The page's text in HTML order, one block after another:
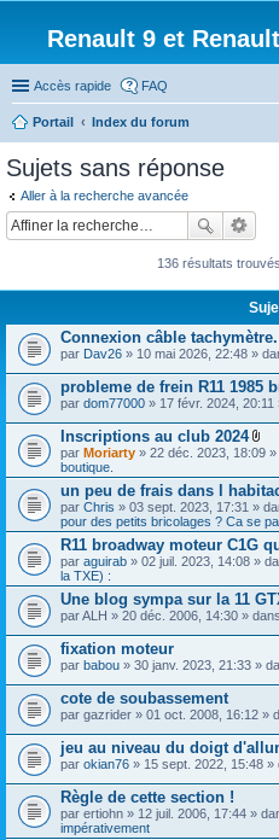
Renault 9 et
Accès rapide FAQ
Portail
Index du forum
Sujets sans réponse
Aller à la recherche avancée
136 résultats trouvés
Connexion câble tachymètre.
par Dav26 » 10 mai 2026, 22:48 »
probleme de frein R11 1985
par dom77000 » 17 févr. 2024, 20:11
Inscriptions au club 2024
F
c
h
e
r
(
s
j
o
i
n
(
par Moriarty » 22 déc. 2023, 18:09 »
boutique.
un peu de frais dans l
par Chris » 03 sept. 2023, 17:31 »
pour des petits bricolages ? Ca se
R11 broadway moteur C1G
par aguirab » 02 juil. 2023, 14:08 »
la TXE) :
Une blog sympa sur la 11
parALH » 20 déc. 2006, 14:30 » dans
fixation moteur
par babou » 30 janv. 2023, 21:33 »
cote de soubassement
par gazrider » 01 oct. 2008, 16:12 »
jeu au niveau du doigt
par okian76 » 15 sept. 2022, 15:48 »
Règle de cette section !
par ertiohn » 12 juil. 2006, 17:44 »
impérativement